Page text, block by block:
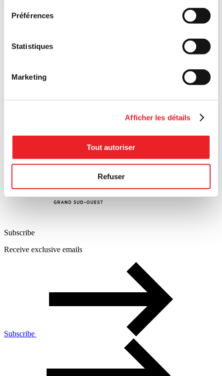
Préférences
Statistiques
Marketing
Afficher les détails
Tout autoriser
Refuser
Subscribe
Receive exclusive emails
Subscribe